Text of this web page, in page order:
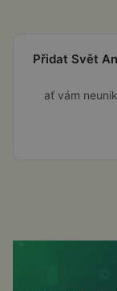
Přidat Svět
ať vám